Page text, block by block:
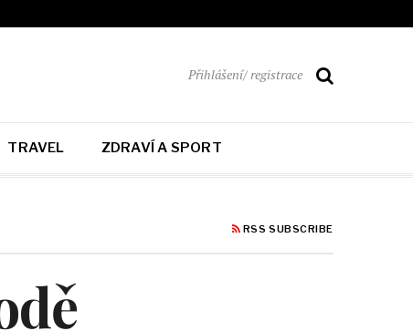
Přihlášení/ registrace
TRAVEL ZDRAVÍ A SPORT
RSS SUBSCRIBE